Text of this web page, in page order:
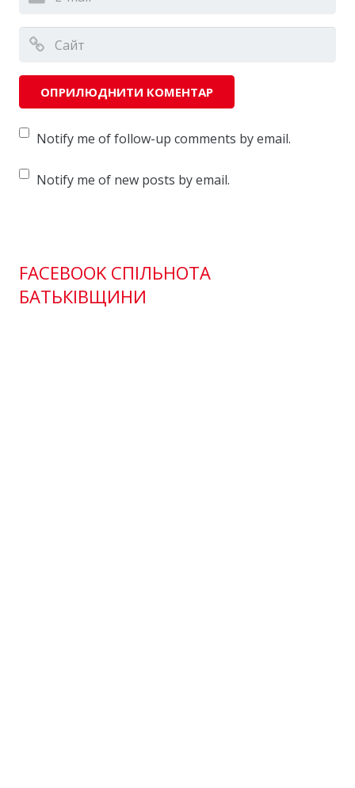
Notify me of follow-up comments by email.
Notify me of new posts by email.
FACEBOOK СПІЛЬНОТА
БАТЬКІВЩИНИ